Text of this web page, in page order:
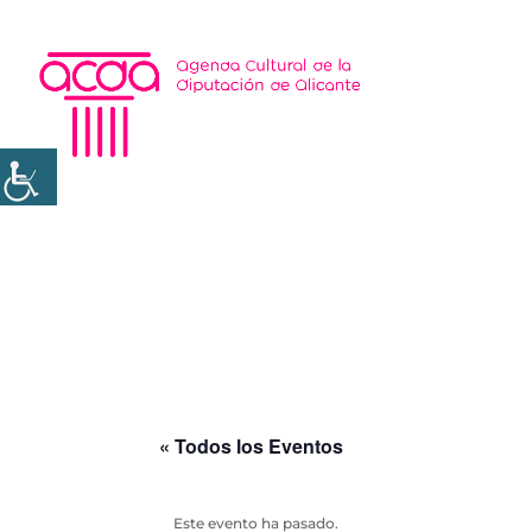
« Todos los Eventos
Este evento ha pasado.